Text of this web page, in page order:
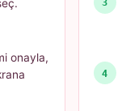
onayla,